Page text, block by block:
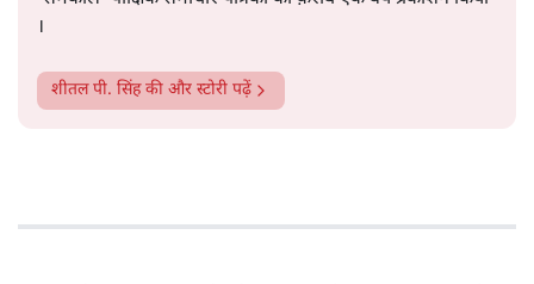
।
शीतल पी. सिंहकी और स्टोरी पढ़ें